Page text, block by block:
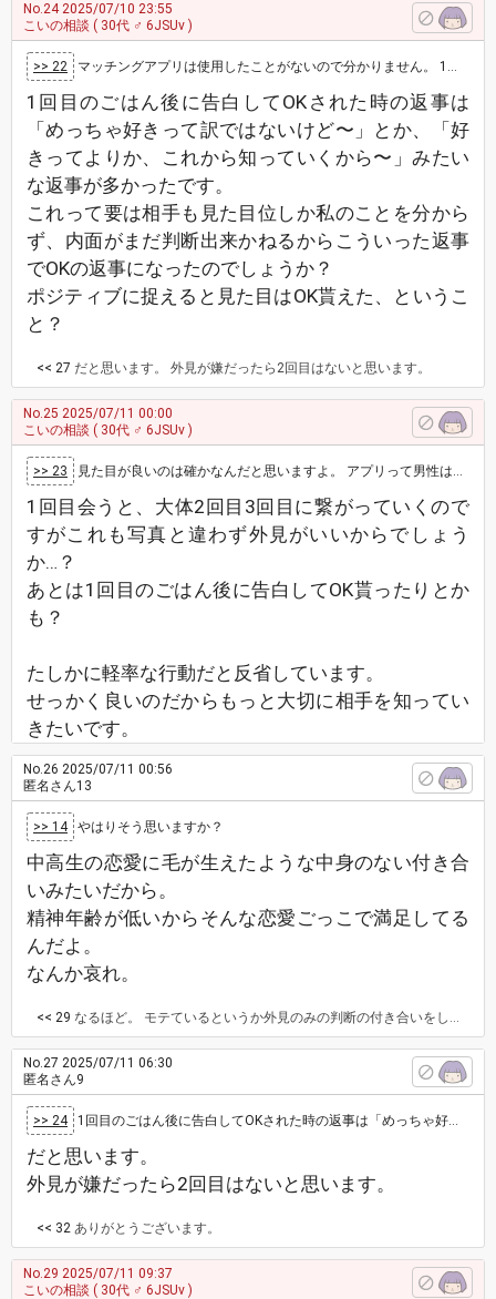
No.242025/07/10 23:55
こいの相談 ( 30代 ♂ 6JSUv )
>> 22 マッチングアプリは使用したことがないので分かりません。 1回目で告白ですか？ 一目惚れはあると思いますが、だからといって最初で告白はどう…
1回目のごはん後に告白してOKされた時の返事は
「めっちゃ好きって訳ではないけど〜」とか、「好
きってよりか、これから知っていくから〜」みたい
な返事が多かったです。
これって要は相手も見た目位しか私のことを分から
ず、内面がまだ判断出来かねるからこういった返事
でOKの返事になったのでしょうか？
ポジティブに捉えると見た目はOK貰えた、というこ
と？
<< 27 だと思います。 外見が嫌だったら2回目はないと思います。
No.25 2025/07/11 00:00
こいの相談 ( 30代 ♂ 6JSUv )
>> 23 見た目が良いのは確かなんだと思いますよ。 アプリって男性は、そもそも頑張っていいねしても中々会ってもらえないと聞きます。 ただ1…
1回目会うと、大体2回目3回目に繋がっていくので
すがこれも写真と違わず外見がいいからでしょう
か…？
あとは1回目のごはん後に告白してOK貰ったりとか
も？
たしかに軽率な行動だと反省しています。
せっかく良いのだからもっと大切に相手を知ってい
きたいです。
No.26 2025/07/11 00:56
匿名さん13
>> 14 やはりそう思いますか？
中高生の恋愛に毛が生えたような中身のない付き合
いみたいだから。
精神年齢が低いからそんな恋愛ごっこで満足してる
んだよ。
なんか哀れ。
<< 29 なるほど。 モテているというか外見のみの判断の付き合いをしているという事ですかね
No.27 2025/07/11 06:30
匿名さん9
>> 24 1回目のごはん後に告白してOKされた時の返事は「めっちゃ好きって訳ではないけど〜」とか、「好きってよりか、これから知っていくから〜」みたいな…
だと思います。
外見が嫌だったら2回目はないと思います。
<< 32 ありがとうございます。
No.29 2025/07/11 09:37
こいの相談 ( 30代 ♂ 6JSUv )